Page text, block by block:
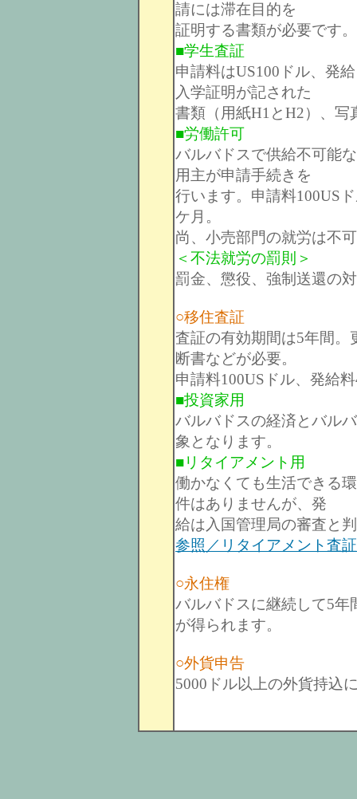
請には滞在目的を
証明する書類が必要です。
■学生査証
申請料はUS100ドル、発
入学証明が記された
書類（用紙H1とH2）、写
■労働許可
バルバドスで供給不可能
用主が申請手続きを
行います。申請料100US
ケ月。
尚、小売部門の就労は不
＜不法就労の罰則＞
罰金、懲役、強制送還の
○移住査証
査証の有効期間は5年間
断書などが必要。
申請料100USドル、発給
■投資家用
バルバドスの経済とバル
象となります。
■リタイアメント用
働かなくても生活できる
件はありませんが、発
給は入国管理局の審査と
参照／リタイアメント査
○永住権
バルバドスに継続して5
が得られます。
○外貨申告
5000ドル以上の外貨持込